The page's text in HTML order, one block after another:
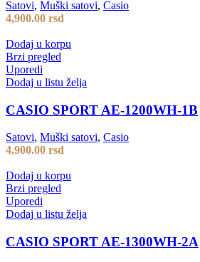
Satovi, Muški satovi, Casio
4,900.00 rsd
Dodaj u korpu
Brzi pregled
Uporedi
Dodaj u listu želja
CASIO SPORT AE-1200WH-1B
Satovi, Muški satovi, Casio
4,900.00 rsd
Dodaj u korpu
Brzi pregled
Uporedi
Dodaj u listu želja
CASIO SPORT AE-1300WH-2A